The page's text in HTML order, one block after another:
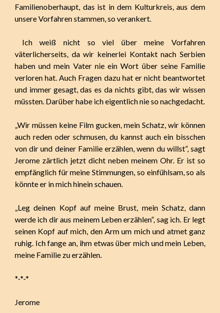
Familienoberhaupt, das ist in dem Kulturkreis, aus dem
unsere Vorfahren stammen, so verankert.
Ich weiß nicht so viel über meine Vorfahren
väterlicherseits, da wir keinerlei Kontakt nach Serbien
haben und mein Vater nie ein Wort über seine Familie
verloren hat. Auch Fragen dazu hat er nicht beantwortet
und immer gesagt, das es da nichts gibt, das wir wissen
müssten. Darüber habe ich eigentlich nie so nachgedacht.
„Wir müssen keine Film gucken, mein Schatz, wir können
auch reden oder schmusen, du kannst auch ein bisschen
von dir und deiner Familie erzählen, wenn du willst“, sagt
Jerome zärtlich jetzt dicht neben meinem Ohr. Er ist so
empfänglich für meine Stimmungen, so einfühlsam, so als
könnte er in mich hinein schauen.
„Leg deinen Kopf auf meine Brust, mein Schatz, dann
werde ich dir aus meinem Leben erzählen“, sag ich. Er legt
seinen Kopf auf mich, den Arm um mich und atmet ganz
ruhig. Ich fange an, ihm etwas über mich und mein Leben,
meine Familie zu erzählen.
*-*-*
Jerome